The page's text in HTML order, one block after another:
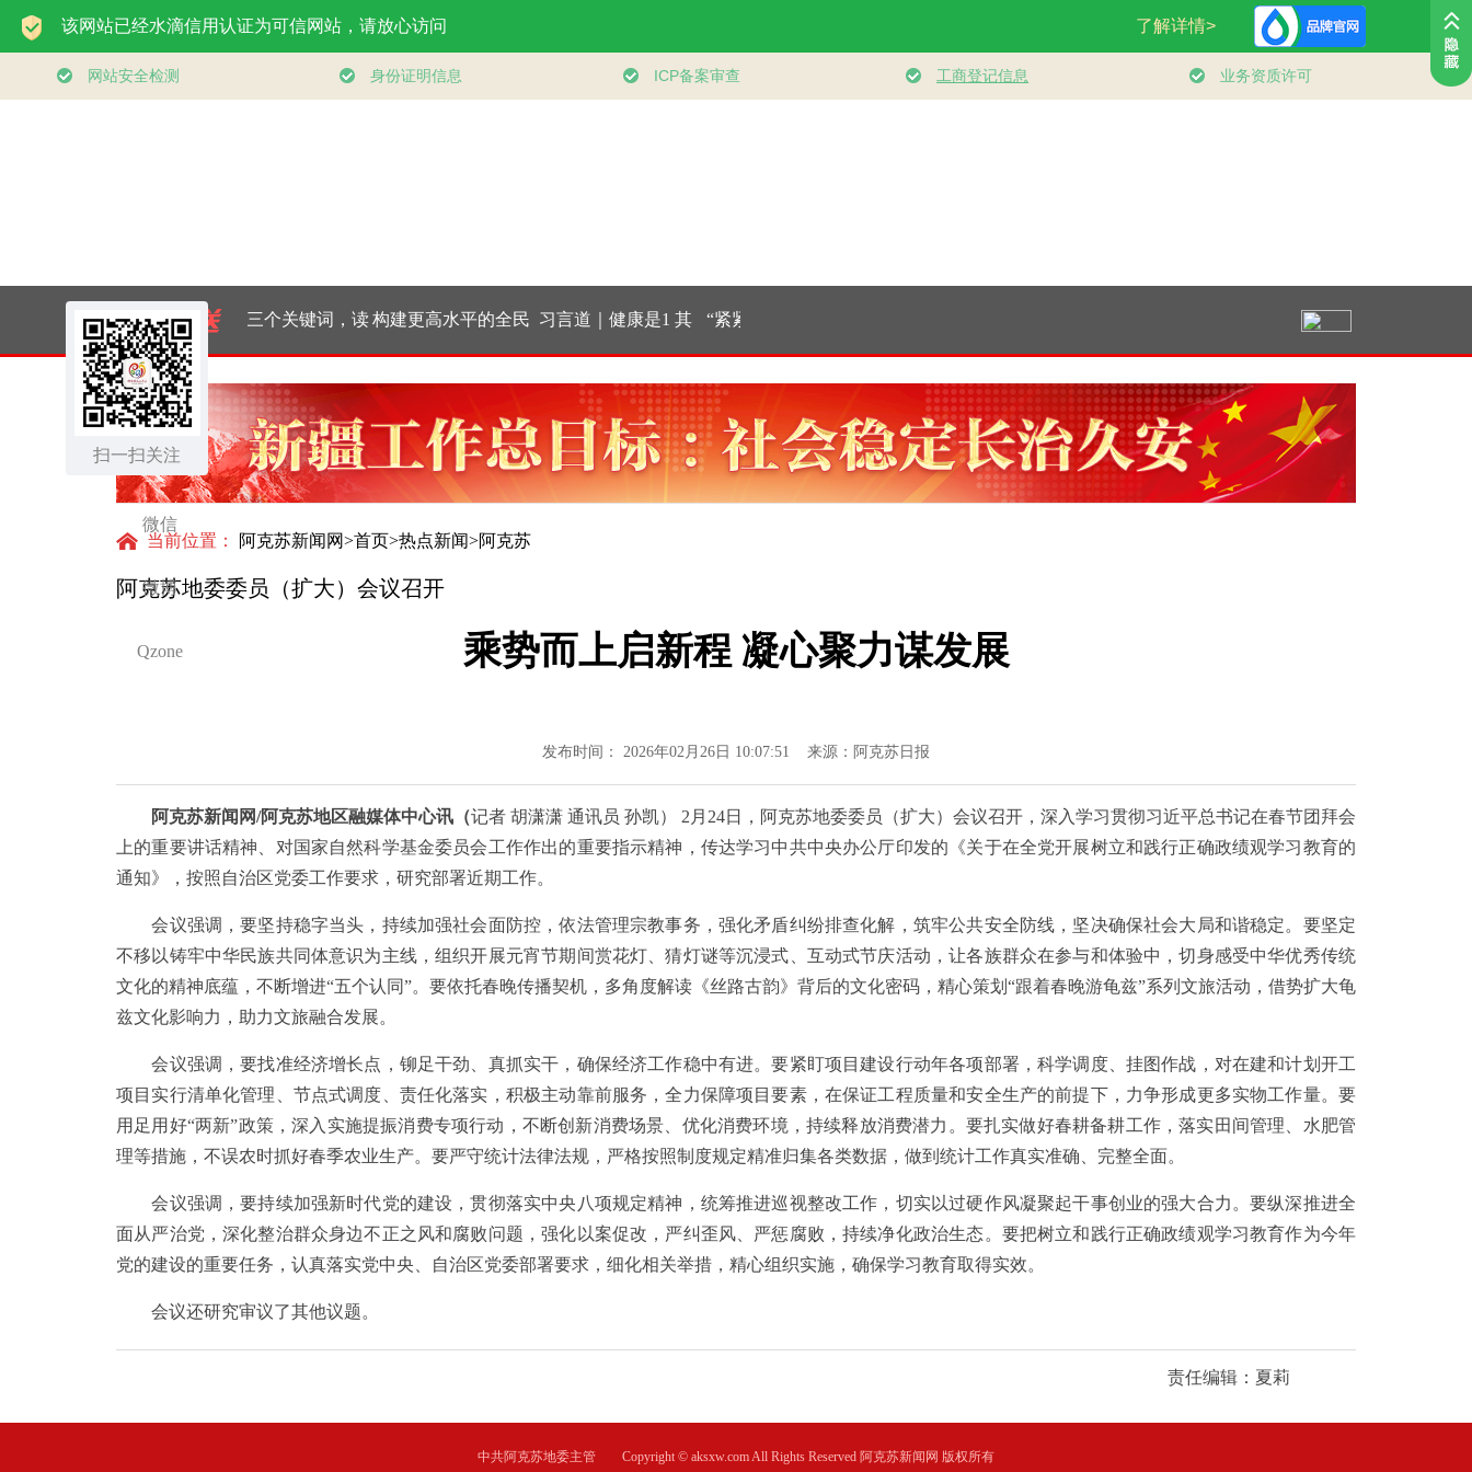
扫一扫关注
微信
微博
Qzone
一见·三个关键词，读
懂中国经济“半年答
卷”
构建更高水平的全民
健身公共服务体系
习言道｜健康是1 其
他是后面的0
“紧紧抓住那些惠及
面广、牵一发而动全
身的工作”
健身 共筑健康中国 的办公会
总书记的人民情怀
｜“让内需成为经济
发展的主动力”
当前位置： 阿克苏新闻网>首页>热点新闻>阿克苏
阿克苏地委委员（扩大）会议召开
乘势而上启新程 凝心聚力谋发展
发布时间： 2026年02月26日 10:07:51 来源：阿克苏日报
阿克苏新闻网/阿克苏地区融媒体中心讯（记者 胡潇潇 通讯员 孙凯） 2月24日，阿克苏地委委员（扩大）会议召开，深入学习贯彻习近平总书记在春节团拜会
上的重要讲话精神、对国家自然科学基金委员会工作作出的重要指示精神，传达学习中共中央办公厅印发的《关于在全党开展树立和践行正确政绩观学习教育的
通知》，按照自治区党委工作要求，研究部署近期工作。
会议强调，要坚持稳字当头，持续加强社会面防控，依法管理宗教事务，强化矛盾纠纷排查化解，筑牢公共安全防线，坚决确保社会大局和谐稳定。要坚定
不移以铸牢中华民族共同体意识为主线，组织开展元宵节期间赏花灯、猜灯谜等沉浸式、互动式节庆活动，让各族群众在参与和体验中，切身感受中华优秀传统
文化的精神底蕴，不断增进“五个认同”。要依托春晚传播契机，多角度解读《丝路古韵》背后的文化密码，精心策划“跟着春晚游龟兹”系列文旅活动，借势扩大龟
兹文化影响力，助力文旅融合发展。
会议强调，要找准经济增长点，铆足干劲、真抓实干，确保经济工作稳中有进。要紧盯项目建设行动年各项部署，科学调度、挂图作战，对在建和计划开工
项目实行清单化管理、节点式调度、责任化落实，积极主动靠前服务，全力保障项目要素，在保证工程质量和安全生产的前提下，力争形成更多实物工作量。要
用足用好“两新”政策，深入实施提振消费专项行动，不断创新消费场景、优化消费环境，持续释放消费潜力。要扎实做好春耕备耕工作，落实田间管理、水肥管
理等措施，不误农时抓好春季农业生产。要严守统计法律法规，严格按照制度规定精准归集各类数据，做到统计工作真实准确、完整全面。
会议强调，要持续加强新时代党的建设，贯彻落实中央八项规定精神，统筹推进巡视整改工作，切实以过硬作风凝聚起干事创业的强大合力。要纵深推进全
面从严治党，深化整治群众身边不正之风和腐败问题，强化以案促改，严纠歪风、严惩腐败，持续净化政治生态。要把树立和践行正确政绩观学习教育作为今年
党的建设的重要任务，认真落实党中央、自治区党委部署要求，细化相关举措，精心组织实施，确保学习教育取得实效。
会议还研究审议了其他议题。
责任编辑：夏莉
中共阿克苏地委主管 Copyright © aksxw.com All Rights Reserved 阿克苏新闻网 版权所有